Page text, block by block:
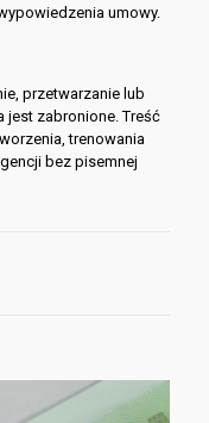
umowy.
przetwarzanie lub
jest zabronione. Treść
trenowania
bez pisemnej